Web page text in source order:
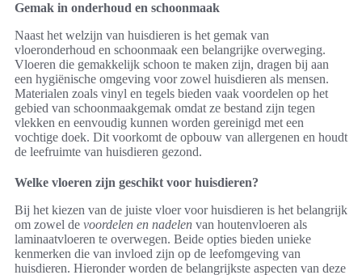
Gemak in onderhoud en schoonmaak
Naast het welzijn van huisdieren is het gemak van
vloeronderhoud en schoonmaak een belangrijke overweging.
Vloeren die gemakkelijk schoon te maken zijn, dragen bij aan
een hygiënische omgeving voor zowel huisdieren als mensen.
Materialen zoals vinyl en tegels bieden vaak voordelen op het
gebied van schoonmaakgemak omdat ze bestand zijn tegen
vlekken en eenvoudig kunnen worden gereinigd met een
vochtige doek. Dit voorkomt de opbouw van allergenen en houdt
de leefruimte van huisdieren gezond.
Welke vloeren zijn geschikt voor huisdieren?
Bij het kiezen van de juiste vloer voor huisdieren is het belangrijk
om zowel de voordelen en nadelen van houtenvloeren als
laminaatvloeren te overwegen. Beide opties bieden unieke
kenmerken die van invloed zijn op de leefomgeving van
huisdieren. Hieronder worden de belangrijkste aspecten van deze